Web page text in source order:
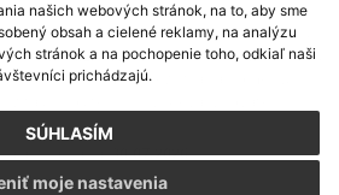
našich webových stránok, na to, aby sme
obsah a cielené reklamy, na analýzu
stránok a na pochopenie toho, odkiaľ naši
prichádzajú.
SÚHLASÍM
moje nastavenia
aktuálnych informácií s využitím RSS
ECHELON 2,Mapa stránok,web portál
s.r.o.,domény,registrácia domény
aktualizácia:30.07.2026